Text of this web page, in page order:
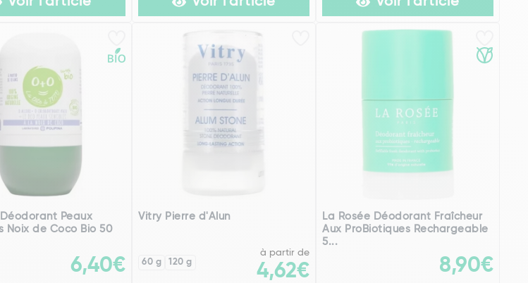
Peaux
Noix de Coco Bio 50
6,40€
Vitry Pierre d'Alun
60 g 120 g
à partir de
4,62€
La Rosée Déodorant Fraîcheur
Aux ProBiotiques Rechargeable
5...
8,90€